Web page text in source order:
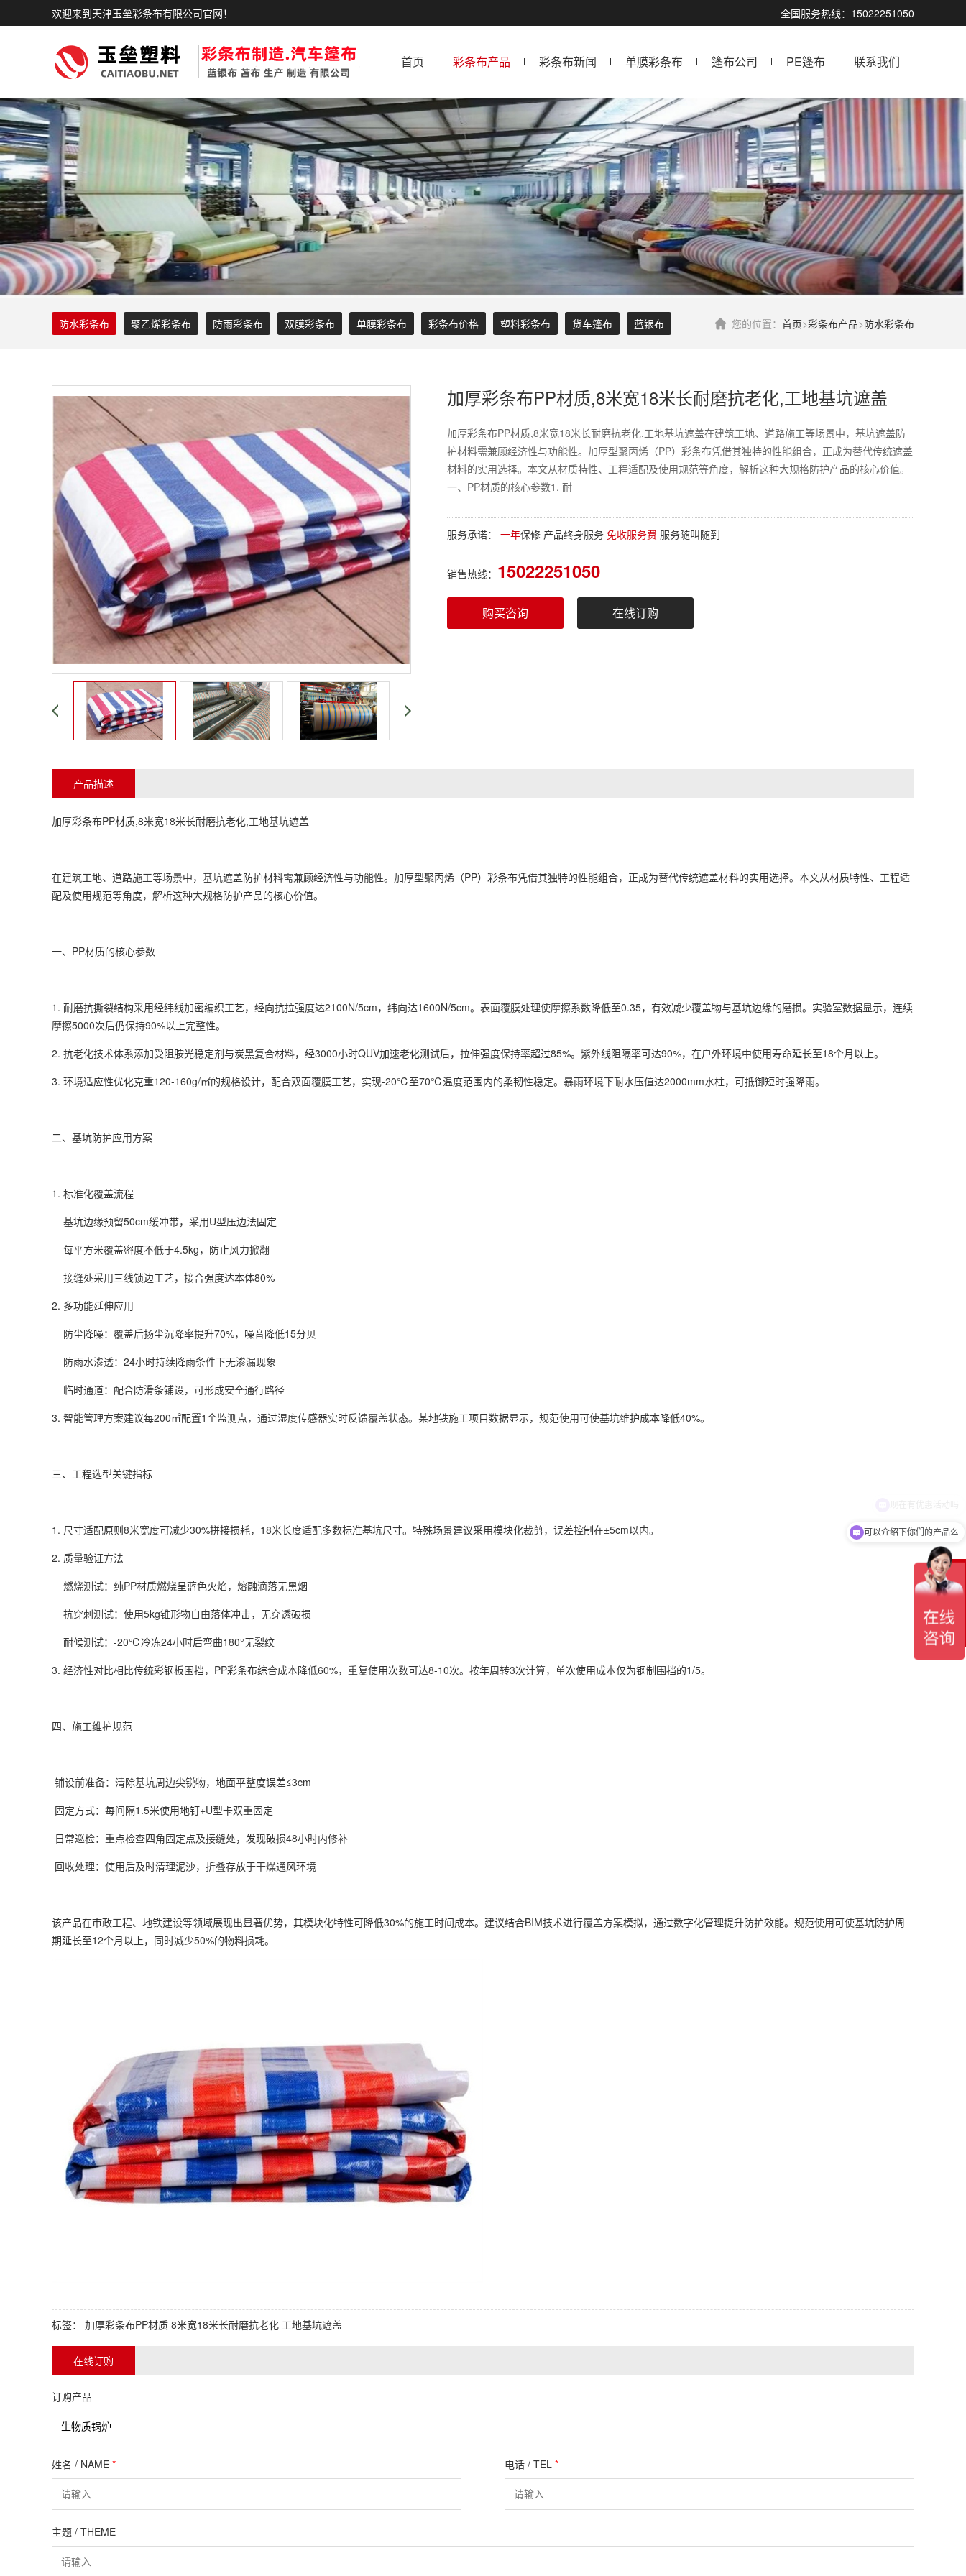
全国服务热线：15022251050
欢迎来到天津玉垒彩条布有限公司官网！
首页 彩条布产品 彩条布新闻 单膜彩条布 篷布公司 PE篷布 联系我们
您的位置： 首页>彩条布产品>防水彩条布
防水彩条布 聚乙烯彩条布 防雨彩条布 双膜彩条布 单膜彩条布 彩条布价格 塑料彩条布 货车篷布 蓝银布
加厚彩条布PP材质,8米宽18米长耐磨抗老化,工地基坑遮盖
加厚彩条布PP材质,8米宽18米长耐磨抗老化,工地基坑遮盖在建筑工地、道路施工等场景中，基坑遮盖防
护材料需兼顾经济性与功能性。加厚型聚丙烯（PP）彩条布凭借其独特的性能组合，正成为替代传统遮盖
材料的实用选择。本文从材质特性、工程适配及使用规范等角度，解析这种大规格防护产品的核心价值。
一、PP材质的核心参数1. 耐
服务承诺： 一年保修 产品终身服务 免收服务费 服务随叫随到
销售热线： 15022251050
购买咨询 在线订购
产品描述
加厚彩条布PP材质,8米宽18米长耐磨抗老化,工地基坑遮盖
在建筑工地、道路施工等场景中，基坑遮盖防护材料需兼顾经济性与功能性。加厚型聚丙烯（PP） 彩条布凭借其独特的性能组合，正成为替代传统遮盖材料的实用选择。本文从材质特性、工程适
配及使用规范等角度，解析这种大规格防护产品的核心价值。
一、PP材质的核心参数
1. 耐磨抗撕裂结构采用经纬线加密编织工艺，经向抗拉强度达2100N/5cm，纬向达1600N/5cm。表面覆膜处理使摩擦系数降低至0.35，有效减少覆盖物与基坑边缘的磨损。实验室数据显示，连续
摩擦5000次后仍保持90%以上完整性。
2. 抗老化技术体系添加受阻胺光稳定剂与炭黑复合材料，经3000小时QUV加速老化测试后，拉伸强度保持率超过85%。紫外线阻隔率可达90%，在户外环境中使用寿命延长至18个月以上。
3. 环境适应性优化克重120-160g/㎡的规格设计，配合双面覆膜工艺，实现-20℃至70℃温度范围内的柔韧性稳定。暴雨环境下耐水压值达2000mm水柱，可抵御短时强降雨。
二、基坑防护应用方案
1. 标准化覆盖流程
基坑边缘预留50cm缓冲带，采用U型压边法固定
每平方米覆盖密度不低于4.5kg，防止风力掀翻
接缝处采用三线锁边工艺，接合强度达本体80%
2. 多功能延伸应用
防尘降噪：覆盖后扬尘沉降率提升70%，噪音降低15分贝
防雨水渗透：24小时持续降雨条件下无渗漏现象
临时通道：配合防滑条铺设，可形成安全通行路径
3. 智能管理方案建议每200㎡配置1个监测点，通过湿度传感器实时反馈覆盖状态。某地铁施工项目数据显示，规范使用可使基坑维护成本降低40%。
三、工程选型关键指标
1. 尺寸适配原则8米宽度可减少30%拼接损耗，18米长度适配多数标准基坑尺寸。特殊场景建议采用模块化裁剪，误差控制在±5cm以内。
2. 质量验证方法
燃烧测试：纯PP材质燃烧呈蓝色火焰，熔融滴落无黑烟
抗穿刺测试：使用5kg锥形物自由落体冲击，无穿透破损
耐候测试：-20℃冷冻24小时后弯曲180°无裂纹
3. 经济性对比相比传统彩钢板围挡，PP彩条布综合成本降低60%，重复使用次数可达8-10次。按年周转3次计算，单次使用成本仅为钢制围挡的1/5。
四、施工维护规范
铺设前准备：清除基坑周边尖锐物，地面平整度误差≤3cm
固定方式：每间隔1.5米使用地钉+U型卡双重固定
日常巡检：重点检查四角固定点及接缝处，发现破损48小时内修补
回收处理：使用后及时清理泥沙，折叠存放于干燥通风环境
该产品在市政工程、地铁建设等领域展现出显著优势，其模块化特性可降低30%的施工时间成本。建议结合BIM技术进行覆盖方案模拟，通过数字化管理提升防护效能。规范使用可使基坑防护周
期延长至12个月以上，同时减少50%的物料损耗。
标签： 加厚彩条布PP材质 8米宽18米长耐磨抗老化 工地基坑遮盖
在线订购
订购产品
姓名 / NAME * 电话 / TEL *
主题 / THEME
在
线
服
可以介绍下你们的产品么